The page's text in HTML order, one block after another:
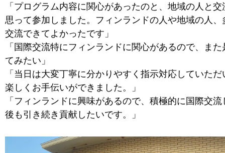
「プログラム内容に関心があったのと、地域の人と
思って参加しました。フィンランドの人や地域の人、
交流できてよかったです」
「国際交流特にフィンランドに関心があるので、ま
てみたい」
「当日は大変丁寧に分かりやすく指示対応していた
楽しくお手伝いができました。」
「フィンランドに興味があるので、積極的に国際交
後も引き続き貢献したいです。」